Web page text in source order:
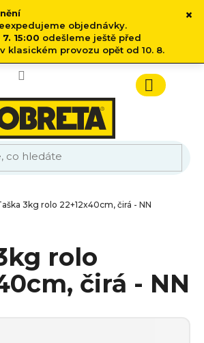
objednávky.
15:00 odešleme ještě před
klasickém provozu opět od 10. 8.
×
Nákupní
košík
3kg rolo 22+12x40cm, čirá - NN
rolo
čirá - NN